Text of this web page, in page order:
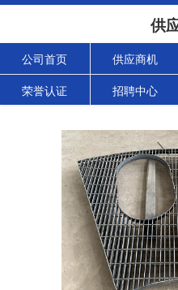
供
公司首页 供应商机
荣誉认证 招聘中心